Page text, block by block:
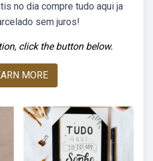
no dia compre tudo aqui ja
sem juros!
click the button below.
MORE